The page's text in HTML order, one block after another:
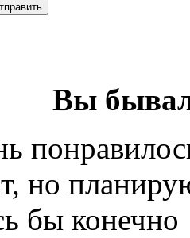
Вы
но
бы конечно